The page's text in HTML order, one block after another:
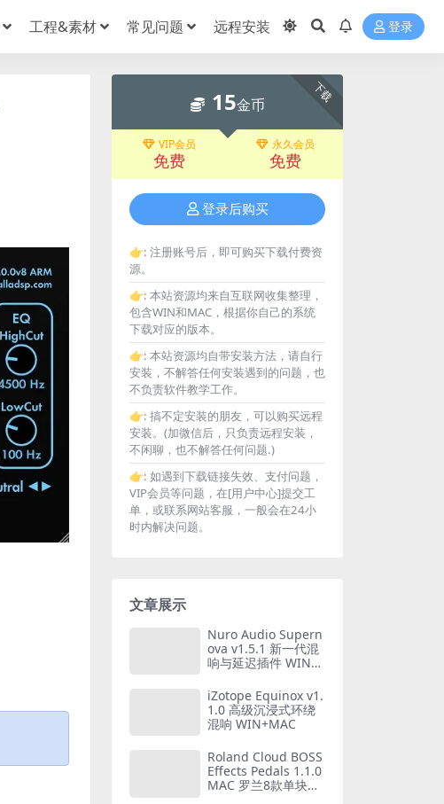
工程&素材 常见问题 远程安装 登录
下载
15金币
VIP会员
免费
永久会员
免费
登录后购买
👉: 注册账号后，即可购买下载付费资
源。
👉: 本站资源均来自互联网收集整理，
包含WIN和MAC，根据你自己的系统
下载对应的版本。
👉: 本站资源均自带安装方法，请自行
安装，不解答任何安装遇到的问题，也
不负责软件教学工作。
👉: 搞不定安装的朋友，可以购买远程
安装。(加微信后，只负责远程安装，
不闲聊，也不解答任何问题.)
👉: 如遇到下载链接失效、支付问题，
VIP会员等问题，在[用户中心]提交工
单，或联系网站客服，一般会在24小
时内解决问题。
文章展示
Nuro Audio Supern
ova v1.5.1 新一代混
响与延迟插件 WIN+
iZotope Equinox v1.
1.0 高级沉浸式环绕
混响 WIN+MAC
Roland Cloud BOSS
Effects Pedals 1.1.0
MAC 罗兰8款单块踏